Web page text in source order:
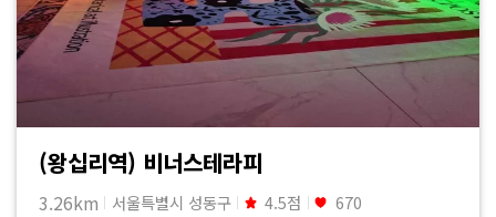
(왕십리역) 비너스테라피
3.26km 서울특별시 성동구 4.5점 670